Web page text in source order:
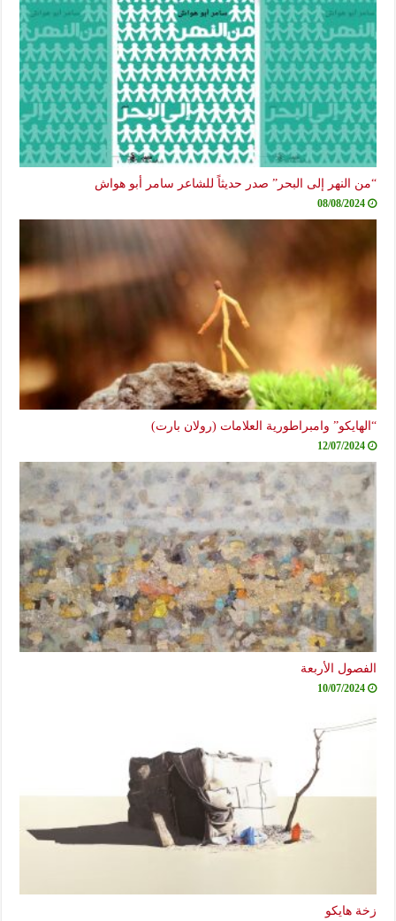
“من النهر إلى البحر” صدر حديثاً للشاعر سامر أبو هواش
08/08/2024
“الهايكو” وامبراطورية العلامات (رولان بارت)
12/07/2024
الفصول الأربعة
10/07/2024
زخة هايكو